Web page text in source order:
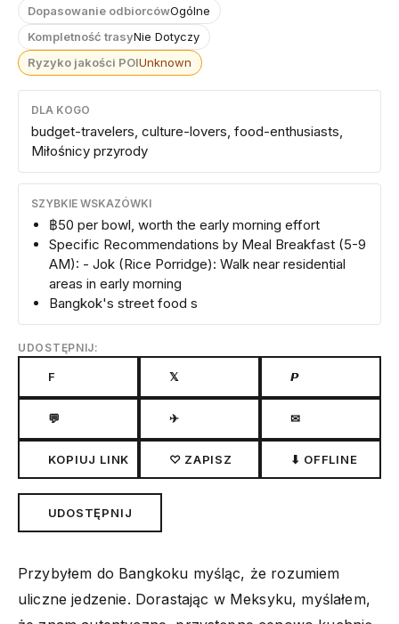
Dopasowanie odbiorcówOgólne
Kompletność trasyNie Dotyczy
Ryzyko jakości POIUnknown
DLA KOGO
budget-travelers, culture-lovers, food-enthusiasts,
Miłośnicy przyrody
SZYBKIE WSKAZÓWKI
฿50 per bowl, worth the early morning effort
Specific Recommendations by Meal Breakfast (5-9
AM): - Jok (Rice Porridge): Walk near residential
areas in early morning
Bangkok's street food s
UDOSTĘPNIJ:
F 𝕏 𝙋
💬 ✈ ✉
KOPIUJ LINK ♡ ZAPISZ ⬇ OFFLINE
UDOSTĘPNIJ
Przybyłem do Bangkoku myśląc, że rozumiem
uliczne jedzenie. Dorastając w Meksyku, myślałem,